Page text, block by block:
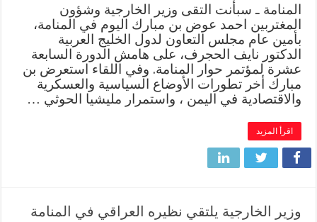
المنامة ـ سبأنت التقى وزير الخارجية وشؤون
المغتربين احمد عوض بن مبارك اليوم في المنامة،
بأمين عام مجلس التعاون لدول الخليج العربية
الدكتور نايف الحجرف، على هامش الدورة السابعة
عشرة لمؤتمر حوار المنامة. وفي اللقاء استعرض بن
مبارك أخر تطورات الأوضاع السياسية والعسكرية
والاقتصادية في اليمن ، واستمرار مليشيا الحوثي …
اقرأ المزيد
وزير الخارجية يلتقي نظيره العراقي في المنامة